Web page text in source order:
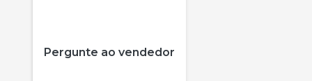
Pergunte ao vendedor